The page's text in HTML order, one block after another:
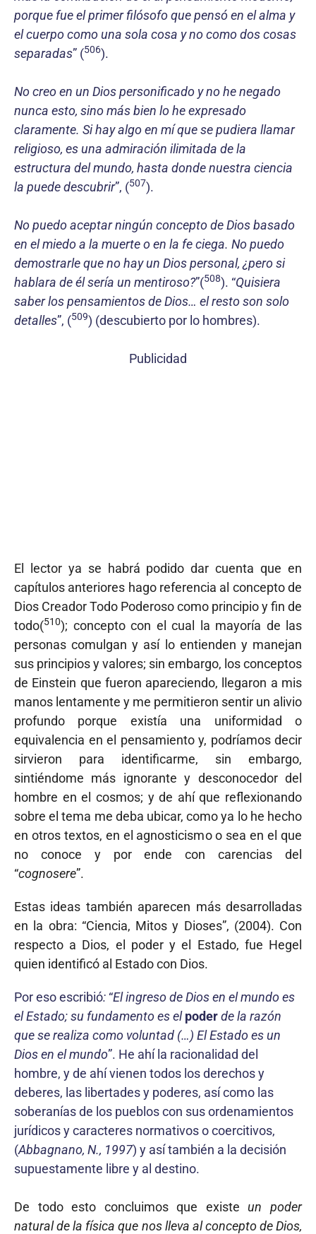
porque fue el primer filósofo que pensó en el alma y
el cuerpo como una sola cosa y no como dos cosas
separadas” (506).
No creo en un Dios personificado y no he negado
nunca esto, sino más bien lo he expresado
claramente. Si hay algo en mí que se pudiera llamar
religioso, es una admiración ilimitada de la
estructura del mundo, hasta donde nuestra ciencia
la puede descubrir”, (507).
No puedo aceptar ningún concepto de Dios basado
en el miedo a la muerte o en la fe ciega. No puedo
demostrarle que no hay un Dios personal, ¿pero si
hablara de él sería un mentiroso?”(508). “Quisiera
saber los pensamientos de Dios… el resto son solo
detalles”, (509) (descubierto por lo hombres).
Publicidad
El lector ya se habrá podido dar cuenta que en
capítulos anteriores hago referencia al concepto de
Dios Creador Todo Poderoso como principio y fin de
todo(510); concepto con el cual la mayoría de las
personas comulgan y así lo entienden y manejan
sus principios y valores; sin embargo, los conceptos
de Einstein que fueron apareciendo, llegaron a mis
manos lentamente y me permitieron sentir un alivio
profundo porque existía una uniformidad o
equivalencia en el pensamiento y, podríamos decir
sirvieron para identificarme, sin embargo,
sintiéndome más ignorante y desconocedor del
hombre en el cosmos; y de ahí que reflexionando
sobre el tema me deba ubicar, como ya lo he hecho
en otros textos, en el agnosticismo o sea en el que
no conoce y por ende con carencias del
“cognosere”.
Estas ideas también aparecen más desarrolladas
en la obra: “Ciencia, Mitos y Dioses”, (2004). Con
respecto a Dios, el poder y el Estado, fue Hegel
quien identificó al Estado con Dios.
Por eso escribió: “El ingreso de Dios en el mundo es
el Estado; su fundamento es elpoderde la razón
que se realiza como voluntad (…) El Estado es un
Dios en el mundo”. He ahí la racionalidad del
hombre, y de ahí vienen todos los derechos y
deberes, las libertades y poderes, así como las
soberanías de los pueblos con sus ordenamientos
jurídicos y caracteres normativos o coercitivos,
(Abbagnano, N., 1997) y así también a la decisión
supuestamente libre y al destino.
De todo esto concluimos que existeun poder
natural de la física que nos lleva al concepto de Dios,